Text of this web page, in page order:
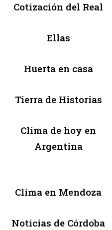
Cotización del Real
Ellas
Huerta en casa
Tierra de Historias
Clima de hoy en
Argentina
Clima en Mendoza
Noticias de Córdoba